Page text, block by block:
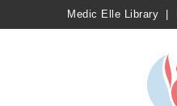
Medic Elle Library